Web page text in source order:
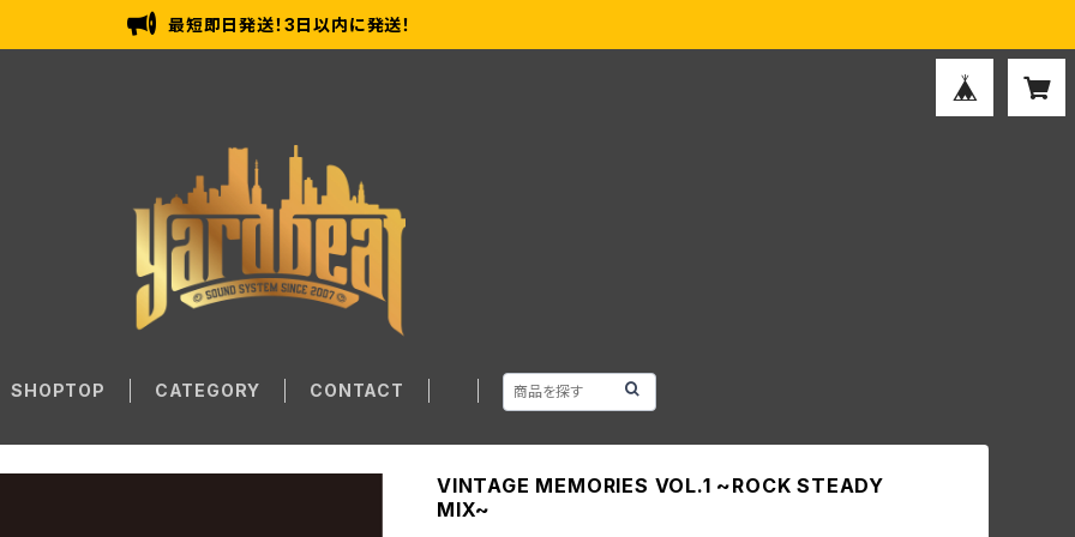
最短即日発送！3日以内に発送！
SHOPTOP CATEGORY CONTACT
VINTAGE MEMORIES VOL.1 ~ROCK STEADY
MIX~